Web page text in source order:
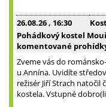
26.08.26 , 16:30
Pohádkový kostel
komentované
Zveme vás do
u Annína. Uvidíte
režisér Jiří Strach natočil
kostela. Vstupné